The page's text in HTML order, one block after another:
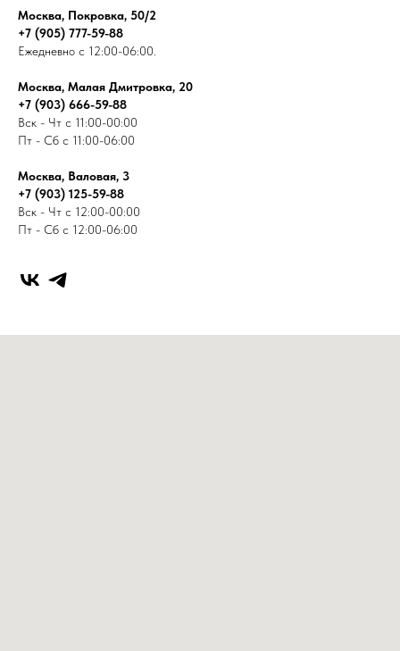
Москва, Покровка, 50/2
+7 (905) 777-59-88
Ежедневно с 12:00-06:00.
Москва, Малая Дмитровка, 20
+7 (903) 666-59-88
Вск - Чт с 11:00-00:00
Пт - Сб с 11:00-06:00
Москва, Валовая, 3
+7 (903) 125-59-88
Вск - Чт с 12:00-00:00
Пт - Сб с 12:00-06:00